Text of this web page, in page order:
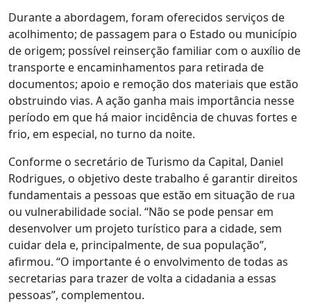
Durante a abordagem, foram oferecidos serviços de
acolhimento; de passagem para o Estado ou município
de origem; possível reinserção familiar com o auxílio de
transporte e encaminhamentos para retirada de
documentos; apoio e remoção dos materiais que estão
obstruindo vias. A ação ganha mais importância nesse
período em que há maior incidência de chuvas fortes e
frio, em especial, no turno da noite.
Conforme o secretário de Turismo da Capital, Daniel
Rodrigues, o objetivo deste trabalho é garantir direitos
fundamentais a pessoas que estão em situação de rua
ou vulnerabilidade social. “Não se pode pensar em
desenvolver um projeto turístico para a cidade, sem
cuidar dela e, principalmente, de sua população”,
afirmou. “O importante é o envolvimento de todas as
secretarias para trazer de volta a cidadania a essas
pessoas”, complementou.